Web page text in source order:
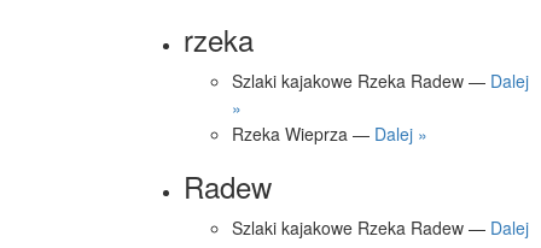
rzeka
Szlaki kajakowe Rzeka Radew — Dalej
»
Rzeka Wieprza — Dalej »
Radew
Szlaki kajakowe Rzeka Radew — Dalej